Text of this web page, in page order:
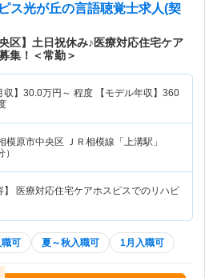
ス光が丘の言語聴覚士求人(契
区】土日祝休み♪医療対応住宅ケア
集！＜常勤＞
】 30.0万円～ 程度 【モデル年収】 360
模原市中央区 ＪＲ相模線「上溝駅」
）
】 医療対応住宅ケアホスピスでのリハビ
可 夏～秋入職可 1月入職可